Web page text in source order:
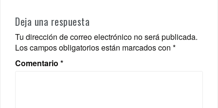
Deja una respuesta
Tu dirección de correo electrónico no será publicada.
Los campos obligatorios están marcados con *
Comentario *